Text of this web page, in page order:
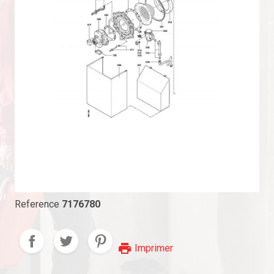
Reference 7176780
print Imprimer